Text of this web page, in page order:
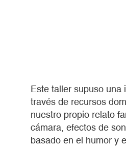
Este taller supuso una
través de recursos
nuestro propio relato
cámara, efectos de
basado en el humor y